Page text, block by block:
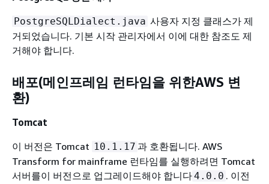
PostgreSQLDialect.java 사용자 지정 클래스가 제
거되었습니다. 기본 시작 관리자에서 이에 대한 참조도 제
거해야 합니다.
배포(메인프레임 런타임을 위한AWS 변
환)
Tomcat
이 버전은 Tomcat 10.1.17 과 호환됩니다. AWS
Transform for mainframe 런타임를 실행하려면 Tomcat
서버를이 버전으로 업그레이드해야 합니다4.0.0 . 이전